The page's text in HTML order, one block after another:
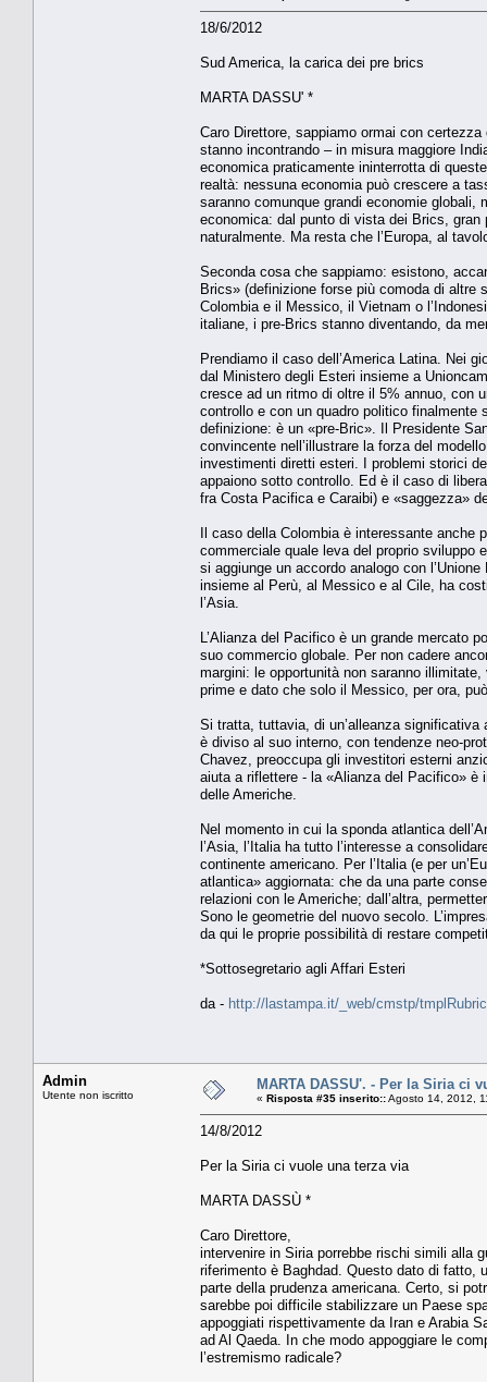
18/6/2012
Sud America, la carica dei pre brics
MARTA DASSU' *
Caro Direttore, sappiamo ormai con
stanno incontrando – in misura maggiore
economica praticamente ininterrotta di
realtà: nessuna economia può crescere a
saranno comunque grandi economie
economica: dal punto di vista dei Brics,
naturalmente. Ma resta che l’Europa, al
Seconda cosa che sappiamo: esistono,
Brics» (definizione forse più comoda di altre
Colombia e il Messico, il Vietnam o
italiane, i pre-Brics stanno diventando, da
Prendiamo il caso dell’America Latina. Nei
dal Ministero degli Esteri insieme a
cresce ad un ritmo di oltre il 5% annuo, con
controllo e con un quadro politico finalmente
definizione: è un «pre-Bric». Il Presidente
convincente nell’illustrare la forza del
investimenti diretti esteri. I problemi storici
appaiono sotto controllo. Ed è il caso di
fra Costa Pacifica e Caraibi) e «saggezza»
Il caso della Colombia è interessante anche
commerciale quale leva del proprio sviluppo
si aggiunge un accordo analogo con
insieme al Perù, al Messico e al Cile, ha
l’Asia.
L’Alianza del Pacifico è un grande mercato
suo commercio globale. Per non cadere
margini: le opportunità non saranno
prime e dato che solo il Messico, per ora,
Si tratta, tuttavia, di un’alleanza
è diviso al suo interno, con tendenze neo-
Chavez, preoccupa gli investitori esterni
aiuta a riflettere - la «Alianza del Pacifico» è
delle Americhe.
Nel momento in cui la sponda atlantica
l’Asia, l’Italia ha tutto l’interesse a
continente americano. Per l’Italia (e per
atlantica» aggiornata: che da una parte
relazioni con le Americhe; dall’altra,
Sono le geometrie del nuovo secolo.
da qui le proprie possibilità di restare
*Sottosegretario agli Affari Esteri
da - http://lastampa.it/_web/cmstp/
Admin
Utente non iscritto
MARTA DASSU'. - Per la Siria ci
« Risposta #35 inserito::Agosto 14, 2012,
14/8/2012
Per la Siria ci vuole una terza via
MARTA DASSÙ *
Caro Direttore,
intervenire in Siria porrebbe rischi simili alla
riferimento è Baghdad. Questo dato di fatto,
parte della prudenza americana. Certo, si
sarebbe poi difficile stabilizzare un Paese
appoggiati rispettivamente da Iran e Arabia
ad Al Qaeda. In che modo appoggiare le
l’estremismo radicale?